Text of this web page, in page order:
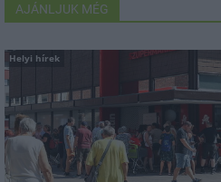
AJÁNLJUK MÉG
Helyi hírek